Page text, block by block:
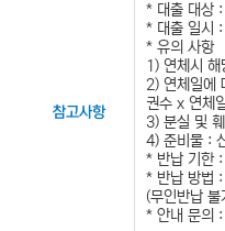
참고사항
* 대출 대상
* 대출 일시
* 유의 사항
1) 연체시 해
2) 연체일에
권수 x 연체
3) 분실 및
4) 준비물 :
* 반납 기한 :
* 반납 방법 :
(무인반납 불
* 안내 문